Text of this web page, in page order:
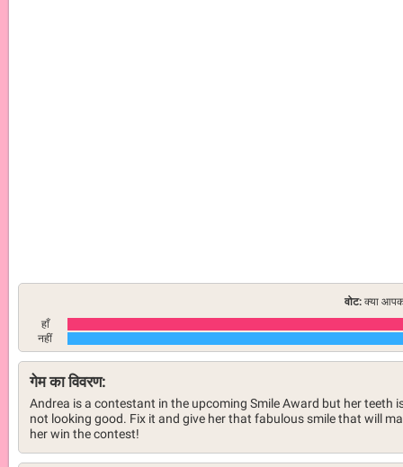
वोट: क्या
हाँ
नहीं
गेम का विवरण:
Andrea is a contestant in the upcoming Smile Award but her teeth
not looking good. Fix it and give her that fabulous smile that will
her win the contest!